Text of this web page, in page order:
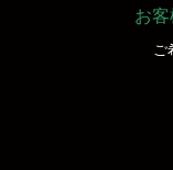
お
ご